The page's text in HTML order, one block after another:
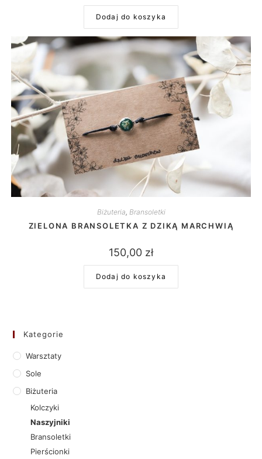
Dodaj do koszyka
Biżuteria, Bransoletki
ZIELONA BRANSOLETKA Z DZIKĄ MARCHWIĄ
150,00 zł
Dodaj do koszyka
Kategorie
Warsztaty
Sole
Biżuteria
Kolczyki
Naszyjniki
Bransoletki
Pierścionki